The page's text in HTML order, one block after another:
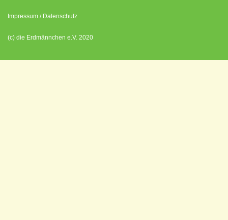
Impressum / Datenschutz
(c) die Erdmännchen e.V. 2020